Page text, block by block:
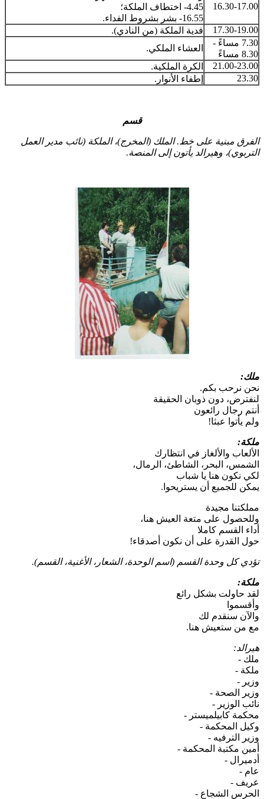
16.30-17.00
4.45- اختطاف الملكة؛
16.55- بشر بشروط الفداء.
17.30-19.00
فدية الملكة (من النادي).
7.30 مساءً -
8.30 مساءً
العشاء الملكي.
21.00-23.00
الكرة الملكية.
23.30
إطفاء الأنوار.
قسم
الفرق مبنية على خط. الملك (المخرج)، الملكة (نائب مدير العمل
التربوي)، وهيرالد يأتون إلى المنصة.
ملك:
نحن نرحب بكم.
لنفترض، دون ذوبان الحقيقة
أنتم رجال رائعون
ولم يأتوا عبثا!
ملكة:
الألعاب والألغاز في انتظارك
الشمس، البحر، الشاطئ، الرمال،
لكي نكون هنا يا شباب
يمكن للجميع أن يستريحوا.
مملكتنا مجيدة
وللحصول على متعة العيش هنا،
أداء القسم كاملا
حول القدرة على أن نكون أصدقاء!
تؤدي كل وحدة القسم (اسم الوحدة، الشعار، الأغنية، القسم).
ملكة:
لقد حاولت بشكل رائع
وأقسموا
والآن سنقدم لك
مع من ستعيش هنا.
هيرالد:
ملك -
ملكة -
وزير -
وزير الصحة -
نائب الوزير -
محكمة كابيلميستر -
وكيل المحكمة -
وزير الترفيه -
أمين مكتبة المحكمة -
أدميرال -
عام -
عريف -
الحرس الشجاع -